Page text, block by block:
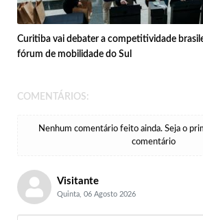
Curitiba vai debater a competitividade
fórum de mobilidade do Sul
COMENTÁRIOS:
Nenhum comentário feito ainda. Seja o
comentário
Visitante
Quinta, 06 Agosto 2026